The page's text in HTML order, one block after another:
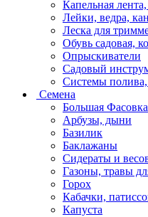
Капельная
Лейки, ведра,
Леска для
Обувь садовая,
Опрыскиватели
Садовый
Системы
Семена
Большая Фасовка
Арбузы, дыни
Базилик
Баклажаны
Сидераты и
Газоны, травы
Горох
Кабачки,
Капуста